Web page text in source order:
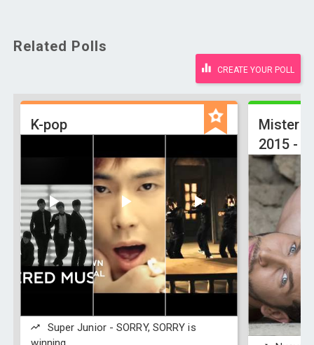
Related Polls
CREATE YOUR POLL
K-pop
Super Junior - SORRY, SORRY is
Mister
2015 -